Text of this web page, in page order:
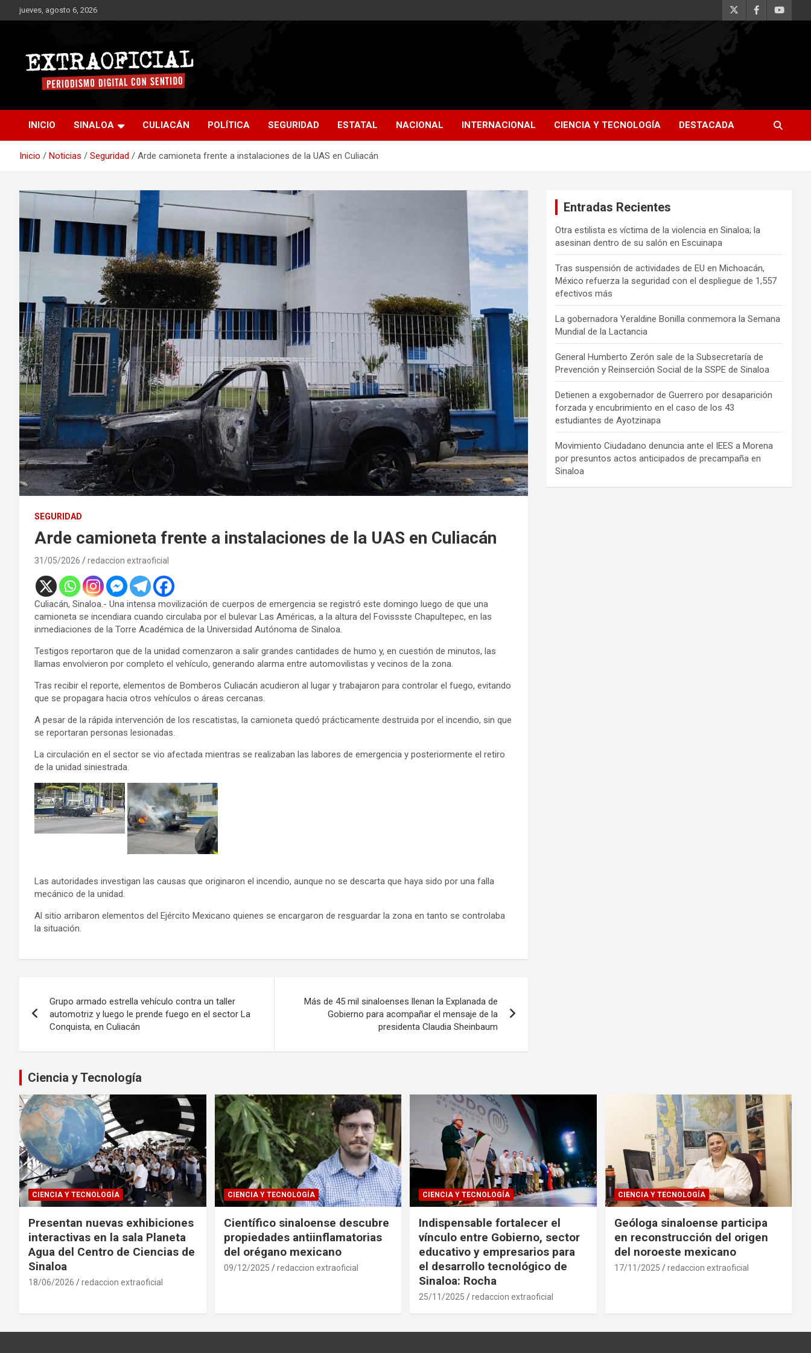
Saltar
al
jueves, agosto 6, 2026
Extraoficial
INICIO SINALOA CULIACÁN POLÍTICA SEGURIDAD ESTATAL NACIONAL INTERNACIONAL CIENCIA Y TECNOLOGÍA DESTACADA
Inicio Noticias Seguridad Arde camioneta frente a instalaciones de la UAS en Culiacán
SEGURIDAD
Arde camioneta frente a instalaciones de la UAS en Culiacán
31/05/2026 redaccion extraoficial
Culiacán, Sinaloa.- Una intensa movilización de cuerpos de emergencia se registró este domingo luego de que una
camioneta se incendiara cuando circulaba por el bulevar Las Américas, a la altura del Fovissste Chapultepec, en las
inmediaciones de la Torre Académica de la Universidad Autónoma de Sinaloa.
Testigos reportaron que de la unidad comenzaron a salir grandes cantidades de humo y, en cuestión de minutos, las
llamas envolvieron por completo el vehículo, generando alarma entre automovilistas y vecinos de la zona.
Tras recibir el reporte, elementos de Bomberos Culiacán acudieron al lugar y trabajaron para controlar el fuego, evitando
que se propagara hacia otros vehículos o áreas cercanas.
A pesar de la rápida intervención de los rescatistas, la camioneta quedó prácticamente destruida por el incendio, sin que
se reportaran personas lesionadas.
La circulación en el sector se vio afectada mientras se realizaban las labores de emergencia y posteriormente el retiro
de la unidad siniestrada.
Las autoridades investigan las causas que originaron el incendio, aunque no se descarta que haya sido por una falla
mecánico de la unidad.
Al sitio arribaron elementos del Ejército Mexicano quienes se encargaron de resguardar la zona en tanto se controlaba
la situación.
de
entradas
Grupo armado estrella vehículo contra un taller
automotriz y luego le prende fuego en el sector La
Conquista, en Culiacán
Más de 45 mil sinaloenses llenan la Explanada de
Gobierno para acompañar el mensaje de la
presidenta Claudia Sheinbaum
Entradas Recientes
Otra estilista es víctima de la violencia en Sinaloa; la
asesinan dentro de su salón en Escuinapa
Tras suspensión de actividades de EU en Michoacán,
México refuerza la seguridad con el despliegue de 1,557
efectivos más
La gobernadora Yeraldine Bonilla conmemora la Semana
Mundial de la Lactancia
General Humberto Zerón sale de la Subsecretaría de
Prevención y Reinserción Social de la SSPE de Sinaloa
Detienen a exgobernador de Guerrero por desaparición
forzada y encubrimiento en el caso de los 43
estudiantes de Ayotzinapa
Movimiento Ciudadano denuncia ante el IEES a Morena
por presuntos actos anticipados de precampaña en
Sinaloa
Ciencia y Tecnología
CIENCIA Y TECNOLOGÍA
Presentan nuevas exhibiciones
interactivas en la sala Planeta
Agua del Centro de Ciencias de
Sinaloa
18/06/2026 redaccion extraoficial
CIENCIA Y TECNOLOGÍA
Científico sinaloense descubre
propiedades antiinflamatorias
del orégano mexicano
09/12/2025 redaccion extraoficial
CIENCIA Y TECNOLOGÍA
Indispensable fortalecer el
vínculo entre Gobierno, sector
educativo y empresarios para
el desarrollo tecnológico de
Sinaloa: Rocha
25/11/2025 redaccion extraoficial
CIENCIA Y TECNOLOGÍA
Geóloga sinaloense participa
en reconstrucción del origen
del noroeste mexicano
17/11/2025 redaccion extraoficial